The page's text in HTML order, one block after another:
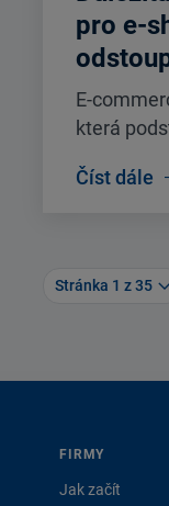
pro e-
E-
která
Číst dále
Stránka 1 z 35
FIRMY
Jak začít